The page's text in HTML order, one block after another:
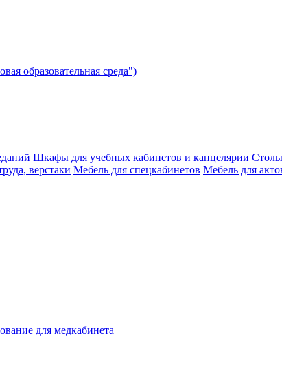
образовательная среда")
Шкафы для учебных кабинетов и канцелярии
верстаки Мебель для спецкабинетов Мебель для
для медкабинета